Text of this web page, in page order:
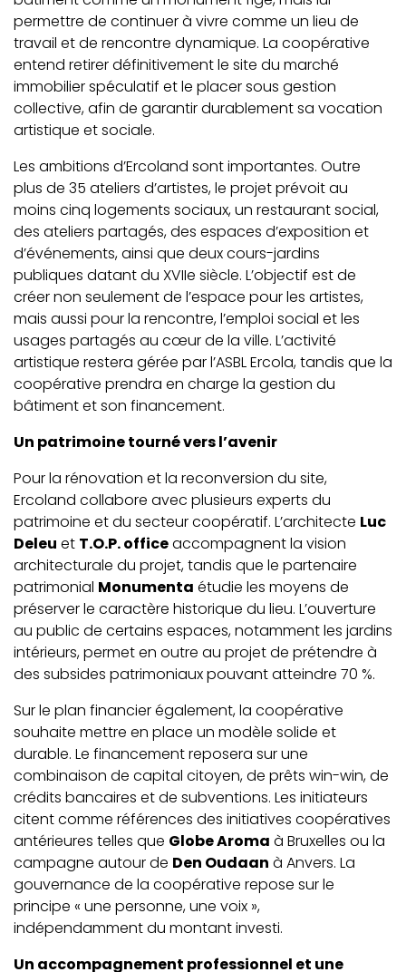
permettre de continuer à vivre comme un lieu de
travail et de rencontre dynamique. La coopérative
entend retirer définitivement le site du marché
immobilier spéculatif et le placer sous gestion
collective, afin de garantir durablement sa vocation
artistique et sociale.
Les ambitions d’Ercoland sont importantes. Outre
plus de 35 ateliers d’artistes, le projet prévoit au
moins cinq logements sociaux, un restaurant social,
des ateliers partagés, des espaces d’exposition et
d’événements, ainsi que deux cours-jardins
publiques datant du XVIIe siècle. L’objectif est de
créer non seulement de l’espace pour les artistes,
mais aussi pour la rencontre, l’emploi social et les
usages partagés au cœur de la ville. L’activité
artistique restera gérée par l’ASBL Ercola, tandis que la
coopérative prendra en charge la gestion du
bâtiment et son financement.
Un patrimoine tourné vers l’avenir
Pour la rénovation et la reconversion du site,
Ercoland collabore avec plusieurs experts du
patrimoine et du secteur coopératif. L’architecte Luc
Deleu et T.O.P. officeaccompagnent la vision
architecturale du projet, tandis que le partenaire
patrimonial Monumenta étudie les moyens de
préserver le caractère historique du lieu. L’ouverture
au public de certains espaces, notamment les jardins
intérieurs, permet en outre au projet de prétendre à
des subsides patrimoniaux pouvant atteindre 70 %.
Sur le plan financier également, la coopérative
souhaite mettre en place un modèle solide et
durable. Le financement reposera sur une
combinaison de capital citoyen, de prêts win-win, de
crédits bancaires et de subventions. Les initiateurs
citent comme références des initiatives coopératives
antérieures telles que Globe Aroma à Bruxelles ou la
campagne autour de Den Oudaan à Anvers. La
gouvernance de la coopérative repose sur le
principe « une personne, une voix »,
indépendamment du montant investi.
Un accompagnement professionnel et une